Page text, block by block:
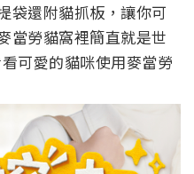
袋還附貓抓板，讓你可
當勞貓窩裡簡直就是世
可愛的貓咪使用麥當勞